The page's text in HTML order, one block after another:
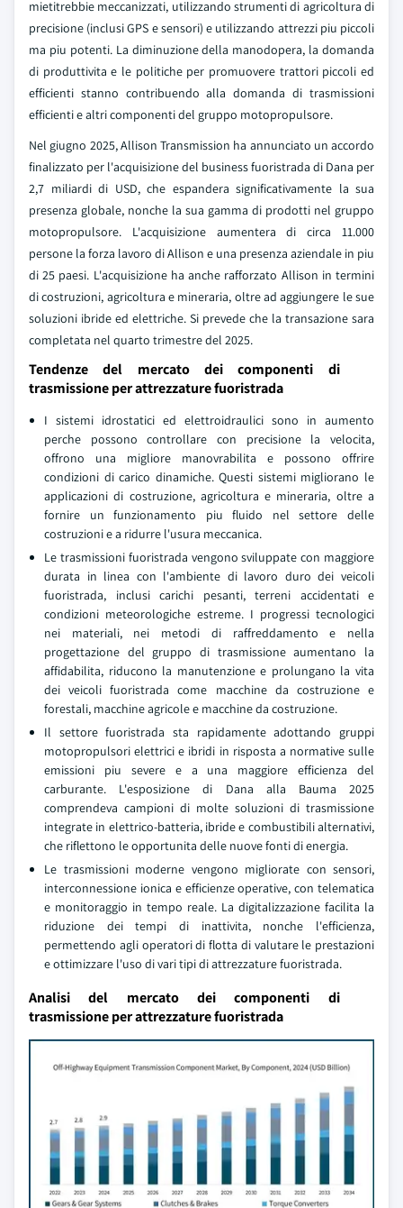
mietitrebbie meccanizzati, utilizzando strumenti di agricoltura di
precisione (inclusi GPS e sensori) e utilizzando attrezzi piu piccoli
ma piu potenti. La diminuzione della manodopera, la domanda
di produttivita e le politiche per promuovere trattori piccoli ed
efficienti stanno contribuendo alla domanda di trasmissioni
efficienti e altri componenti del gruppo motopropulsore.
Nel giugno 2025, Allison Transmission ha annunciato un accordo
finalizzato per l'acquisizione del business fuoristrada di Dana per
2,7 miliardi di USD, che espandera significativamente la sua
presenza globale, nonche la sua gamma di prodotti nel gruppo
motopropulsore. L'acquisizione aumentera di circa 11.000
persone la forza lavoro di Allison e una presenza aziendale in piu
di 25 paesi. L'acquisizione ha anche rafforzato Allison in termini
di costruzioni, agricoltura e mineraria, oltre ad aggiungere le sue
soluzioni ibride ed elettriche. Si prevede che la transazione sara
completata nel quarto trimestre del 2025.
Tendenze del mercato dei componenti di
trasmissione per attrezzature fuoristrada
I sistemi idrostatici ed elettroidraulici sono in aumento
perche possono controllare con precisione la velocita,
offrono una migliore manovrabilita e possono offrire
condizioni di carico dinamiche. Questi sistemi migliorano le
applicazioni di costruzione, agricoltura e mineraria, oltre a
fornire un funzionamento piu fluido nel settore delle
costruzioni e a ridurre l'usura meccanica.
Le trasmissioni fuoristrada vengono sviluppate con maggiore
durata in linea con l'ambiente di lavoro duro dei veicoli
fuoristrada, inclusi carichi pesanti, terreni accidentati e
condizioni meteorologiche estreme. I progressi tecnologici
nei materiali, nei metodi di raffreddamento e nella
progettazione del gruppo di trasmissione aumentano la
affidabilita, riducono la manutenzione e prolungano la vita
dei veicoli fuoristrada come macchine da costruzione e
forestali, macchine agricole e macchine da costruzione.
Il settore fuoristrada sta rapidamente adottando gruppi
motopropulsori elettrici e ibridi in risposta a normative sulle
emissioni piu severe e a una maggiore efficienza del
carburante. L'esposizione di Dana alla Bauma 2025
comprendeva campioni di molte soluzioni di trasmissione
integrate in elettrico-batteria, ibride e combustibili alternativi,
che riflettono le opportunita delle nuove fonti di energia.
Le trasmissioni moderne vengono migliorate con sensori,
interconnessione ionica e efficienze operative, con telematica
e monitoraggio in tempo reale. La digitalizzazione facilita la
riduzione dei tempi di inattivita, nonche l'efficienza,
permettendo agli operatori di flotta di valutare le prestazioni
e ottimizzare l'uso di vari tipi di attrezzature fuoristrada.
Analisi del mercato dei componenti di
trasmissione per attrezzature fuoristrada